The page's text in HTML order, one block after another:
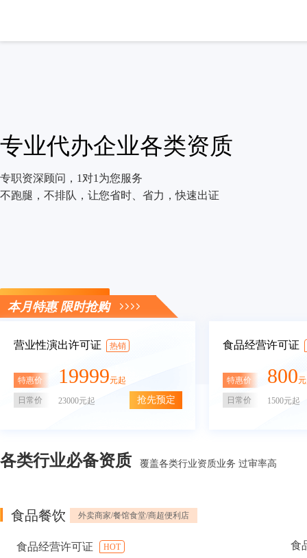
专业代办企业各类资质
专职资深顾问，1对1为您服务
不跑腿，不排队，让您省时、省力，快速出证
立即咨询
本月特惠 限时抢购
营业性演出许可证 热销
特惠价 19999元起
日常价 23000元起 抢先预定
食品经营许可证
特惠价 800
日常价 1500元起
各类行业必备资质 覆盖各类行业资质业务 过审率高
食品餐饮 外卖商家/餐馆食堂/商超便利店
食品经营许可证 HOT 食